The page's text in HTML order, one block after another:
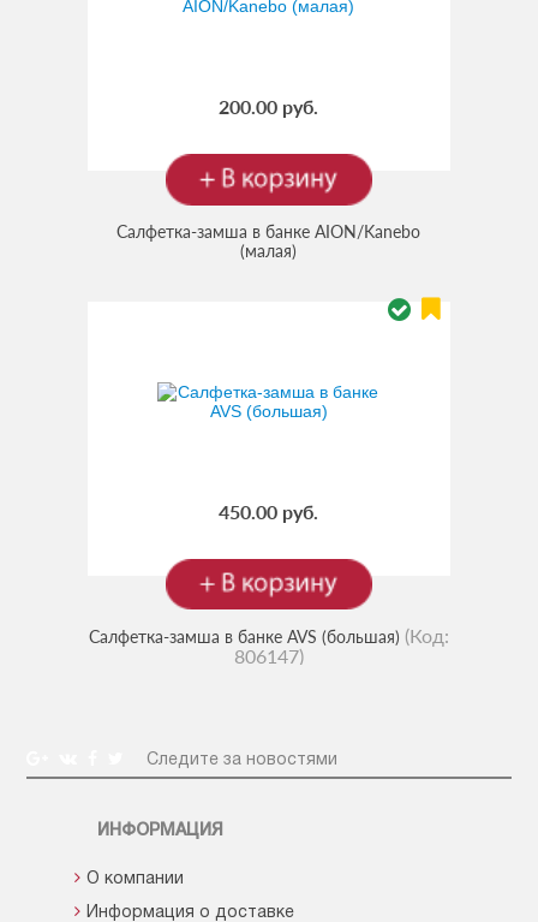
200.00 руб.
Салфетка-замша в банке AION/Kanebo
(малая)
450.00 руб.
Салфетка-замша в банке AVS (большая) (Код:
806147)
Следите за новостями
ИНФОРМАЦИЯ
О компании
Информация о доставке